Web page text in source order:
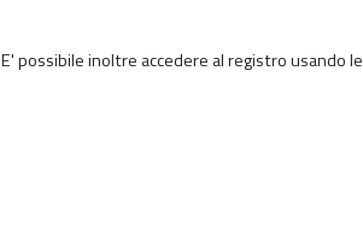
E' possibile inoltre accedere al registro usando le